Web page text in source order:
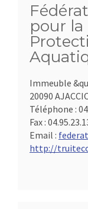
pour la
Immeuble
20090
Téléphone :
Fax :
Email :
http://